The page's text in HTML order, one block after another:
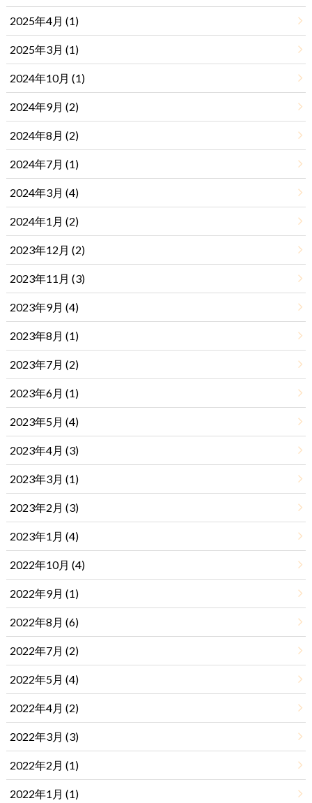
2025年4月 (1)
2025年3月 (1)
2024年10月 (1)
2024年9月 (2)
2024年8月 (2)
2024年7月 (1)
2024年3月 (4)
2024年1月 (2)
2023年12月 (2)
2023年11月 (3)
2023年9月 (4)
2023年8月 (1)
2023年7月 (2)
2023年6月 (1)
2023年5月 (4)
2023年4月 (3)
2023年3月 (1)
2023年2月 (3)
2023年1月 (4)
2022年10月 (4)
2022年9月 (1)
2022年8月 (6)
2022年7月 (2)
2022年5月 (4)
2022年4月 (2)
2022年3月 (3)
2022年2月 (1)
2022年1月 (1)